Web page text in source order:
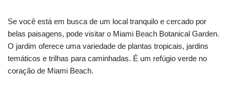
Se você está em busca de um local tranquilo e cercado por
belas paisagens, pode visitar o Miami Beach Botanical Garden.
O jardim oferece uma variedade de plantas tropicais, jardins
temáticos e trilhas para caminhadas. É um refúgio verde no
coração de Miami Beach.